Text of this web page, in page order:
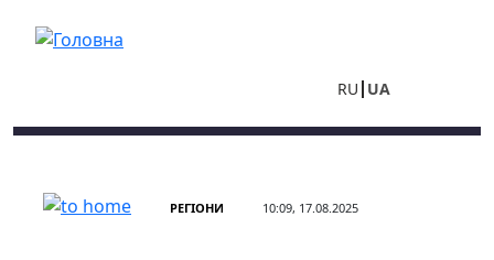
RU UA
РЕГІОНИ 10:09, 17.08.2025